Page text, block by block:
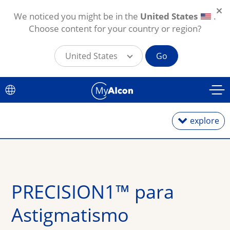
Pular para o conteúdo principal
explore
Lentes Mensais
Tóricas para Astigmatismo
PRECISION1™ para
Astigmatismo
We noticed you might be in the United States
.
Choose content for your country or region?
United States Go